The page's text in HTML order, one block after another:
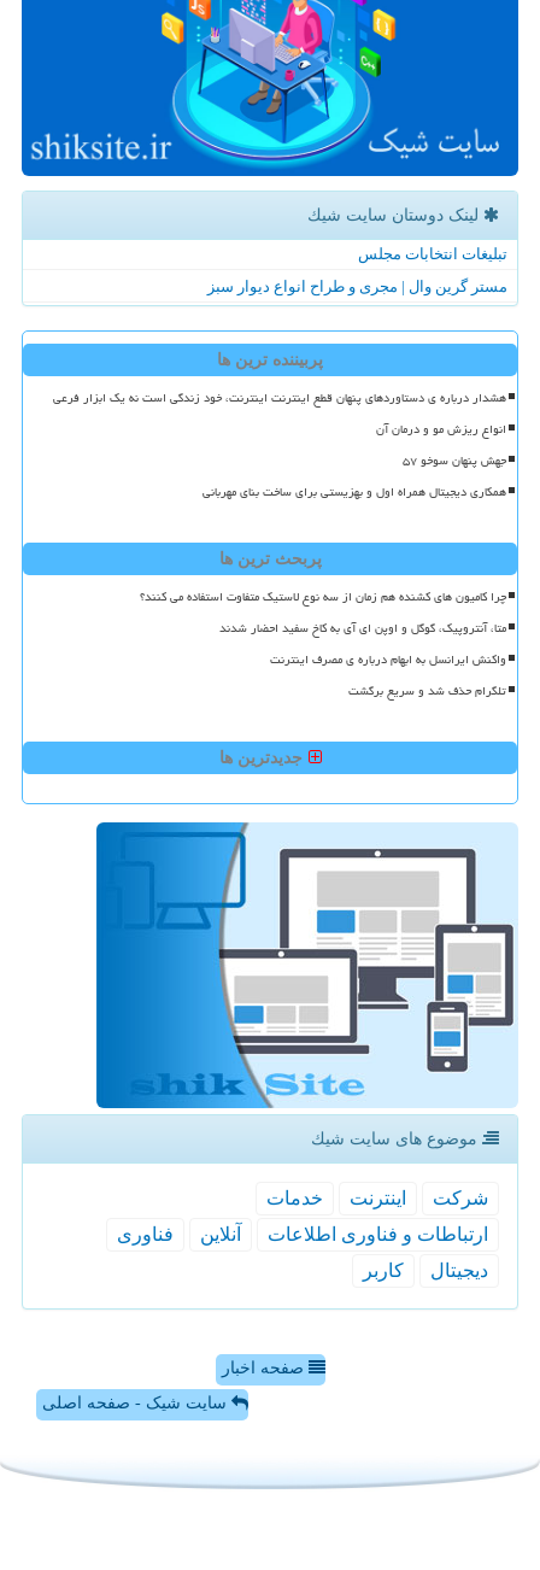
لینک دوستان سایت شیك
تبلیغات انتخابات مجلس
مستر گرین وال | مجری و طراح انواع دیوار سبز
پربیننده ترین ها
هشدار درباره ی دستاوردهای پنهان قطع اینترنت اینترنت، خود زندگی است نه یک ابزار فرعی
انواع ریزش مو و درمان آن
جهش پنهان سوخو ۵۷
همکاری دیجیتال همراه اول و بهزیستی برای ساخت بنای مهربانی
پربحث ترین ها
چرا کامیون های کشنده هم زمان از سه نوع لاستیک متفاوت استفاده می کنند؟
متا، آنتروپیک، گوگل و اوپن ای آی به کاخ سفید احضار شدند
واکنش ایرانسل به ابهام درباره ی مصرف اینترنت
تلگرام حذف شد و سریع برگشت
جدیدترین ها
موضوع های سایت شیك
شركت اینترنت
خدمات
ارتباطات و فناوری اطلاعات
آنلاین
فناوری
دیجیتال
كاربر
صفحه اخبار
سایت شیک - صفحه اصلی